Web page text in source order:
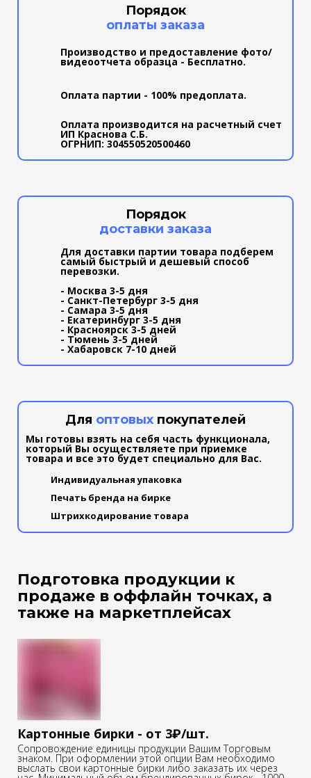
Порядок
оплаты заказа
Производство и предоставление фото/
видеоотчета образца - Бесплатно.
Оплата партии - 100% предоплата.
Оплата производится на расчетный счет
ИП Краснова С.Б.
ОГРНИП: 304550520500460
Порядок
доставки заказа
Для доставки партии товара подберем
самый быстрый и дешевый способ
перевозки.
- Москва 3-5 дня
- Санкт-Петербург 3-5 дня
- Самара 3-5 дня
- Екатеринбург 3-5 дня
- Красноярск 3-5 дней
- Тюмень 3-5 дней
- Хабаровск 7-10 дней
Для оптовых покупателей
Мы готовы взять на себя часть функционала,
который Вы осуществляете при приемке
товара и все это будет специально для Вас.
Индивидуальная упаковка
Печать бренда на бирке
Штрихкодирование товара
Подготовка продукции к
продаже в оффлайн точках, а
также на маркетплейсах
Картонные бирки - от 3₽/шт.
Сопровождение единицы продукции Вашим Торговым
знаком. При оформлении этой опции Вам необходимо
выслать свои картонные бирки либо заказать их через